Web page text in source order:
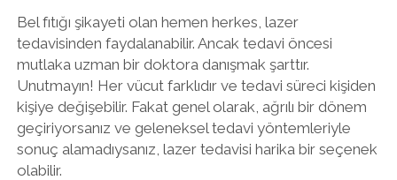
Bel fıtığı şikayeti olan hemen herkes, lazer
tedavisinden faydalanabilir. Ancak tedavi öncesi
mutlaka uzman bir doktora danışmak şarttır.
Unutmayın! Her vücut farklıdır ve tedavi süreci kişiden
kişiye değişebilir. Fakat genel olarak, ağrılı bir dönem
geçiriyorsanız ve geleneksel tedavi yöntemleriyle
sonuç alamadıysanız, lazer tedavisi harika bir seçenek
olabilir.